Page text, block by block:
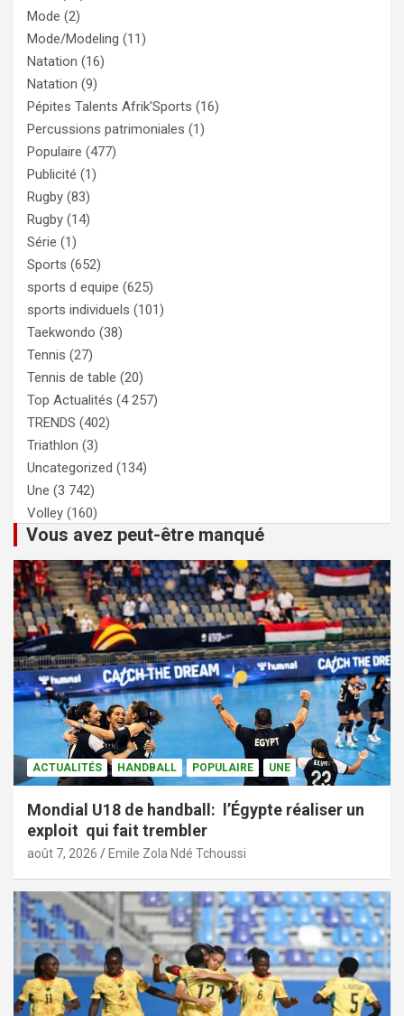
Mode (2)
Mode/Modeling (11)
Natation (16)
Natation (9)
Pépites Talents Afrik'Sports (16)
Percussions patrimoniales (1)
Populaire (477)
Publicité (1)
Rugby (83)
Rugby (14)
Série (1)
Sports (652)
sports d equipe (625)
sports individuels (101)
Taekwondo (38)
Tennis (27)
Tennis de table (20)
Top Actualités (4 257)
TRENDS (402)
Triathlon (3)
Uncategorized (134)
Une (3 742)
Volley (160)
Vous avez peut-être manqué
ACTUALITÉS HANDBALL POPULAIRE UNE
Mondial U18 de handball: l’Égypte réaliser un
exploit qui fait trembler
août 7, 2026 Emile Zola Ndé Tchoussi